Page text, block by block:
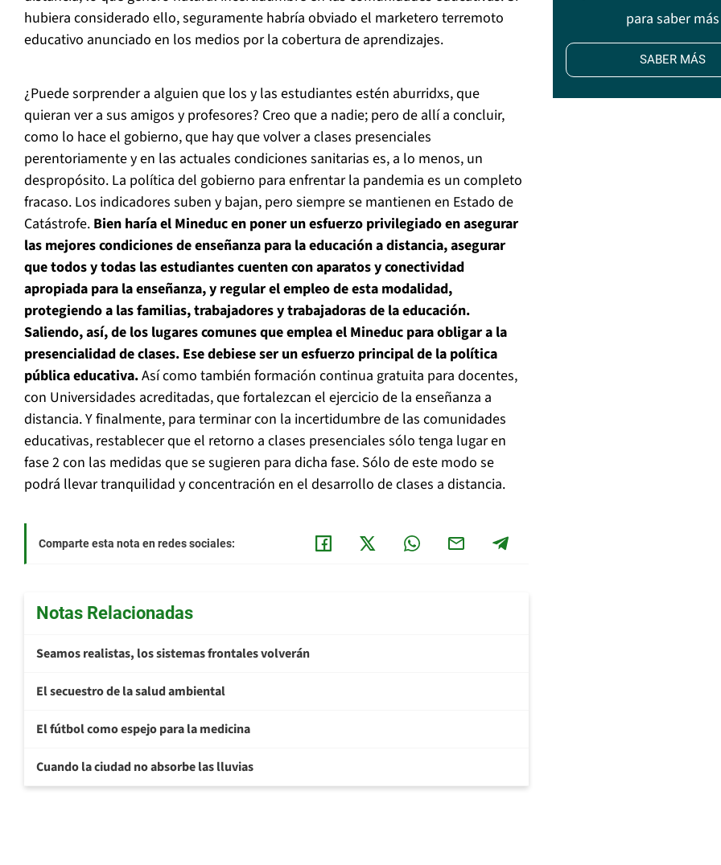
hubiera considerado ello, seguramente habría obviado el marketero terremoto
educativo anunciado en los medios por la cobertura de aprendizajes.
¿Puede sorprender a alguien que los y las estudiantes estén aburridxs, que
quieran ver a sus amigos y profesores? Creo que a nadie; pero de allí a concluir,
como lo hace el gobierno, que hay que volver a clases presenciales
perentoriamente y en las actuales condiciones sanitarias es, a lo menos, un
despropósito. La política del gobierno para enfrentar la pandemia es un completo
fracaso. Los indicadores suben y bajan, pero siempre se mantienen en Estado de
Catástrofe. Bien haría el Mineduc en poner un esfuerzo privilegiado en asegurar
las mejores condiciones de enseñanza para la educación a distancia, asegurar
que todos y todas las estudiantes cuenten con aparatos y conectividad
apropiada para la enseñanza, y regular el empleo de esta modalidad,
protegiendo a las familias, trabajadores y trabajadoras de la educación.
Saliendo, así, de los lugares comunes que emplea el Mineduc para obligar a la
presencialidad de clases. Ese debiese ser un esfuerzo principal de la política
pública educativa.Así como también formación continua gratuita para docentes,
con Universidades acreditadas, que fortalezcan el ejercicio de la enseñanza a
distancia. Y finalmente, para terminar con la incertidumbre de las comunidades
educativas, restablecer que el retorno a clases presenciales sólo tenga lugar en
fase 2 con las medidas que se sugieren para dicha fase. Sólo de este modo se
podrá llevar tranquilidad y concentración en el desarrollo de clases a distancia.
Comparte esta nota en redes sociales:
Notas Relacionadas
Seamos realistas, los sistemas frontales volverán
El secuestro de la salud ambiental
El fútbol como espejo para la medicina
Cuando la ciudad no absorbe las lluvias
para saber más
SABER MÁS